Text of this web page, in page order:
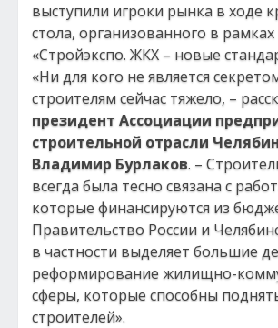
выступили игроки рынка в ходе
стола, организованного в
«Стройэкспо. ЖКХ – новые
«Ни для кого не является
строителям сейчас тяжело, –
президент Ассоциации
строительной отрасли
Владимир Бурлаков. –
всегда была тесно связана с
которые финансируются из
Правительство России и
в частности выделяет большие
реформирование жилищно-
сферы, которые способны
строителей».